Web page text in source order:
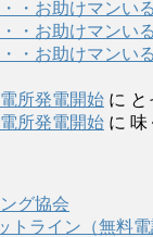
・お助けマンい
・お助けマンい
・お助けマンい
所発電開始 に と
所発電開始 に 味
グ協会
トライン（無料電